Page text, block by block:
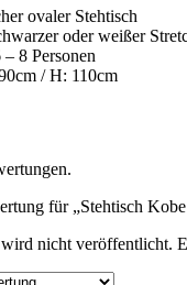
ovaler Stehtisch
oder weißer
8 Personen
/ H: 110cm
für „Stehtisch
nicht veröffentlicht.